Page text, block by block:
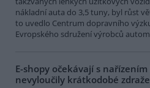
nákladní auta do 3,5 tuny, byl růst
to uvedlo Centrum dopravního
Evropského sdružení výrobců
E-shopy očekávají s
nevyloučily krátkodobé